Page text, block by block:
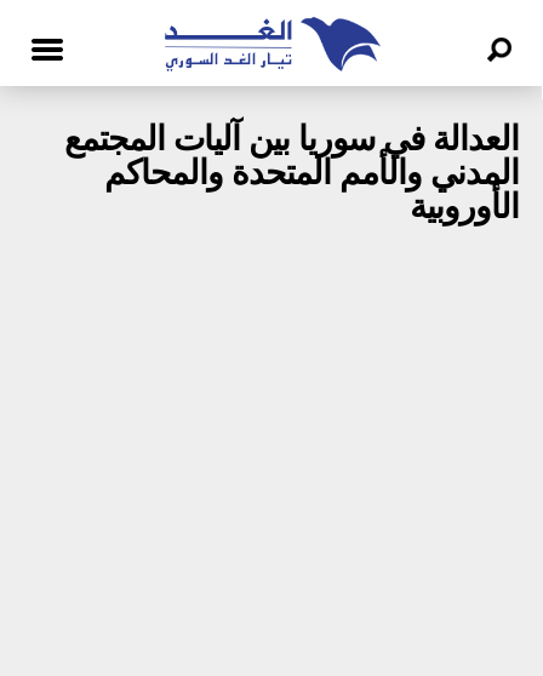
العدالة في سوريا بين آليات المجتمع
المدني والأمم المتحدة والمحاكم
الأوروبية